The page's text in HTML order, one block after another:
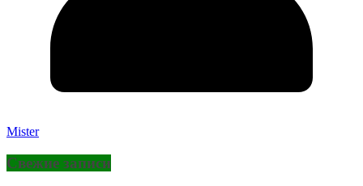
Mister
Свежие записи